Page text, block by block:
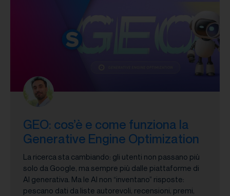
GEO: cos’è e come funziona la
Generative Engine Optimization
La ricerca sta cambiando: gli utenti non passano più
solo da Google, ma sempre più dalle piattaforme di
AI generativa. Ma le AI non “inventano” risposte:
pescano dati da liste autorevoli, recensioni, premi,